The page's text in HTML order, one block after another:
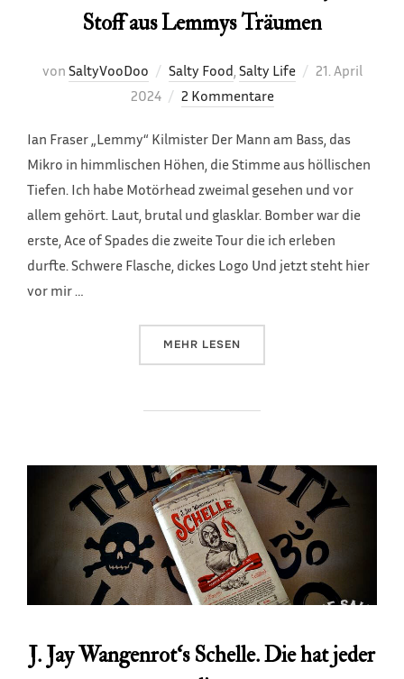
Stoff aus Lemmys Träumen
von SaltyVooDoo Salty Food Salty Life
Veröffentlicht
21. April
2024
2 Kommentare
Ian Fraser „Lemmy“ Kilmister Der Mann am Bass, das
Mikro in himmlischen Höhen, die Stimme aus höllischen
Tiefen. Ich habe Motörhead zweimal gesehen und vor
allem gehört. Laut, brutal und glasklar. Bomber war die
erste, Ace of Spades die zweite Tour die ich erleben
durfte. Schwere Flasche, dickes Logo Und jetzt steht hier
vor mir …
MEHR ÜBER „MOTÖRHEAD PREMIUM
LESEN
J. Jay Wangenrot‘s Schelle. Die hat jeder